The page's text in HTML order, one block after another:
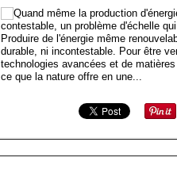
Produire de l'énergie même
durable, ni incontestable. Pour être
technologies avancées et de
ce que la nature offre en une...